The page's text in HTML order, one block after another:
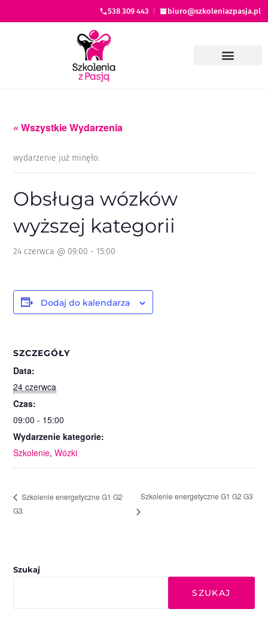
538 309 443 biuro@szkoleniazpasja.pl
« Wszystkie Wydarzenia
wydarzenie już minęło.
Obsługa wózków
wyższej kategorii
24 czerwca @ 09:00 - 15:00
Dodaj do kalendarza
SZCZEGÓŁY
Data:
24 czerwca
Czas:
09:00 - 15:00
Wydarzenie kategorie:
Szkolenie,Wózki
Szkolenie energetyczne G1 G2
G3
Szkolenie energetyczne G1 G2 G3
Szukaj
SZUKAJ